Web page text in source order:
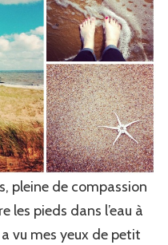
pleine de compassion
les pieds dans l’eau à
vu mes yeux de petit